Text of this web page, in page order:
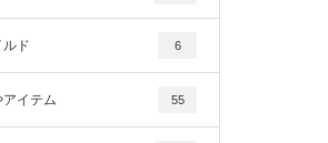
ルド 6
イテム 55